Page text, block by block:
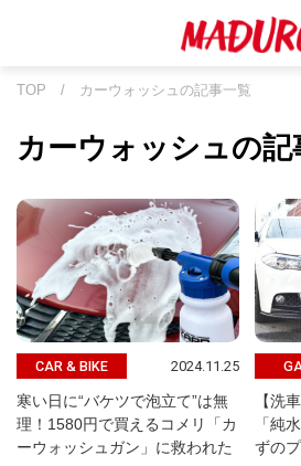
TOP / カーウォッシュの記事一覧
カーウォッシュの記
CAR & BIKE 2024.11.25
寒い日に“バケツで泡立て”は無
理！1580円で買えるコメリ「カ
ーウォッシュガン」に救われた
【洗
「純
ずの